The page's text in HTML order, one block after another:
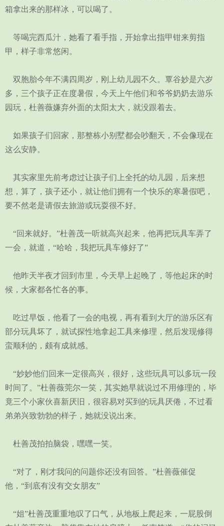
箱拿出来的那样冰，可以喝了。
等喝完西瓜汁，她看了看手指，开始拿出指甲钳来剪指
甲，样子非常悠闲。
双胞胎今年不满四周岁，刚上幼儿园不久。覃谷妙是六岁
多，三个孩子正在度暑假，今天上午他们和爷爷奶奶去游乐
园玩，杜善薇嫌弃外面的太阳太大，就没跟着去。
如果孩子们回家，那整栋小别墅都会吵翻天，不会像现在
这么安静。
其实家里先前考虑过让孩子们上全托的幼儿园，后来想
想，算了，孩子还小，就让他们拥有一个快乐的寒暑假吧，
要不然老是请假去旅游或玩耍很不好。
“回来就好。”杜善茂一听就高兴起来，他再把玩具车弄了
一会，就道，“哈哈，我把玩具车修好了”
他昨天半夜才回到市里，今天早上起晚了，等他起床的时
候，大家都各忙各的事。
吃过早饭，他看了一会的电视，再有看到大厅的游乐区有
部分玩具坏了，就试探性地拿起工具来修理，然后发现修得
蛮顺利的，颇有成就感。
“妙妙他们回来一定很高兴，很好，这些玩具可以多玩一段
时间了。”杜善薇莞尔一笑，其实她早就说过不用修理的，毕
竟三个小家伙喜新厌旧，很容易对买到的玩具厌倦，不过看
弟弟兴致勃勃的样子，她就没说出来。
杜善茂拍拍脑袋，嘿嘿一笑。
“对了，刚才我问的问题你还没有回答。”杜善薇催促
他，“到底有没有交女朋友”
“姐”杜善茂重重地叹了口气，从地板上爬起来，一屁股倒